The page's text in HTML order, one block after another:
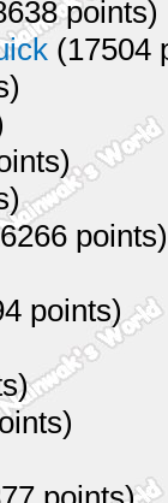
points)
(17504
points)
points)